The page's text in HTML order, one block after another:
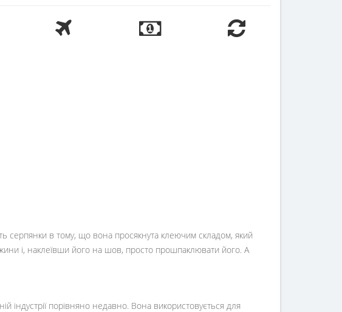
серпянки в тому, що вона просякнута клеючим складом, який
і, наклеївши його на шов, просто прошпаклювати його. А
індустрії порівняно недавно. Вона використовується для